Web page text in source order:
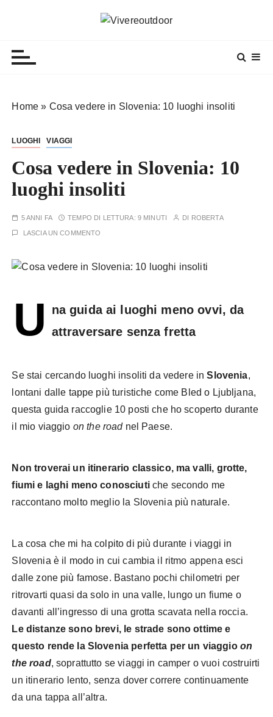
Home » Cosa vedere in Slovenia: 10 luoghi insoliti
LUOGHI VIAGGI
Cosa vedere in Slovenia: 10
luoghi insoliti
5 ANNI FA TEMPO DI LETTURA: 9 MINUTI DI ROBERTA
LASCIA UN COMMENTO
U
na guida ai luoghi meno ovvi, da
attraversare senza fretta
Se stai cercando luoghi insoliti da vedere inSlovenia,
lontani dalle tappe più turistiche come Bled o Ljubljana,
questa guida raccoglie 10 posti che ho scoperto durante
il mio viaggio on the roadnel Paese.
Non troverai un itinerario classico, ma valli, grotte,
fiumi e laghi meno conosciutiche secondo me
raccontano molto meglio la Slovenia più naturale.
La cosa che mi ha colpito di più durante i viaggi in
Slovenia è il modo in cui cambia il ritmo appena esci
dalle zone più famose. Bastano pochi chilometri per
ritrovarti quasi da solo in una valle, lungo un fiume o
davanti all’ingresso di una grotta scavata nella roccia.
Le distanze sono brevi, le strade sono ottime e
questo rende la Slovenia perfetta per un viaggio on
the road, soprattutto se viaggi in camper o vuoi costruirti
un itinerario lento, senza dover correre continuamente
da una tappa all’altra.